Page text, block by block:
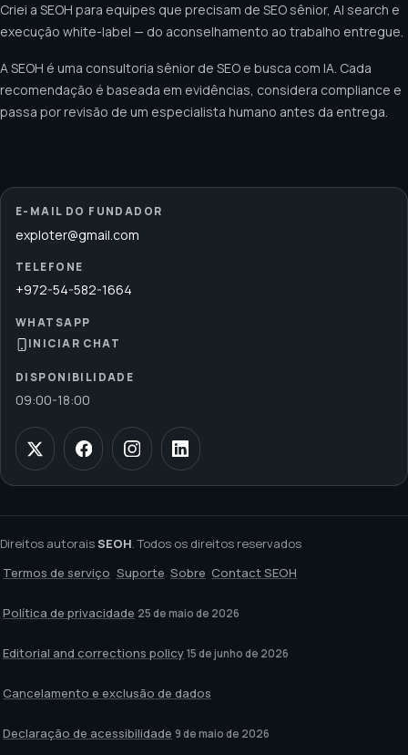
Criei a SEOH para equipes que precisam de SEO sênior, AI search e
execução white-label — do aconselhamento ao trabalho entregue.
A SEOH é uma consultoria sênior de SEO e busca com IA. Cada
recomendação é baseada em evidências, considera compliance e
passa por revisão de um especialista humano antes da entrega.
E-MAIL DO FUNDADOR
exploter@gmail.com
TELEFONE
+972-54-582-1664
WHATSAPP
INICIAR CHAT
DISPONIBILIDADE
09:00-18:00
Direitos autoraisSEOH. Todos os direitos reservados
Termos de serviço Suporte Sobre Contact SEOH
Política de privacidade 25 de maio de 2026
Editorial and corrections policy 15 de junho de 2026
Cancelamento e exclusão de dados
Declaração de acessibilidade 9 de maio de 2026